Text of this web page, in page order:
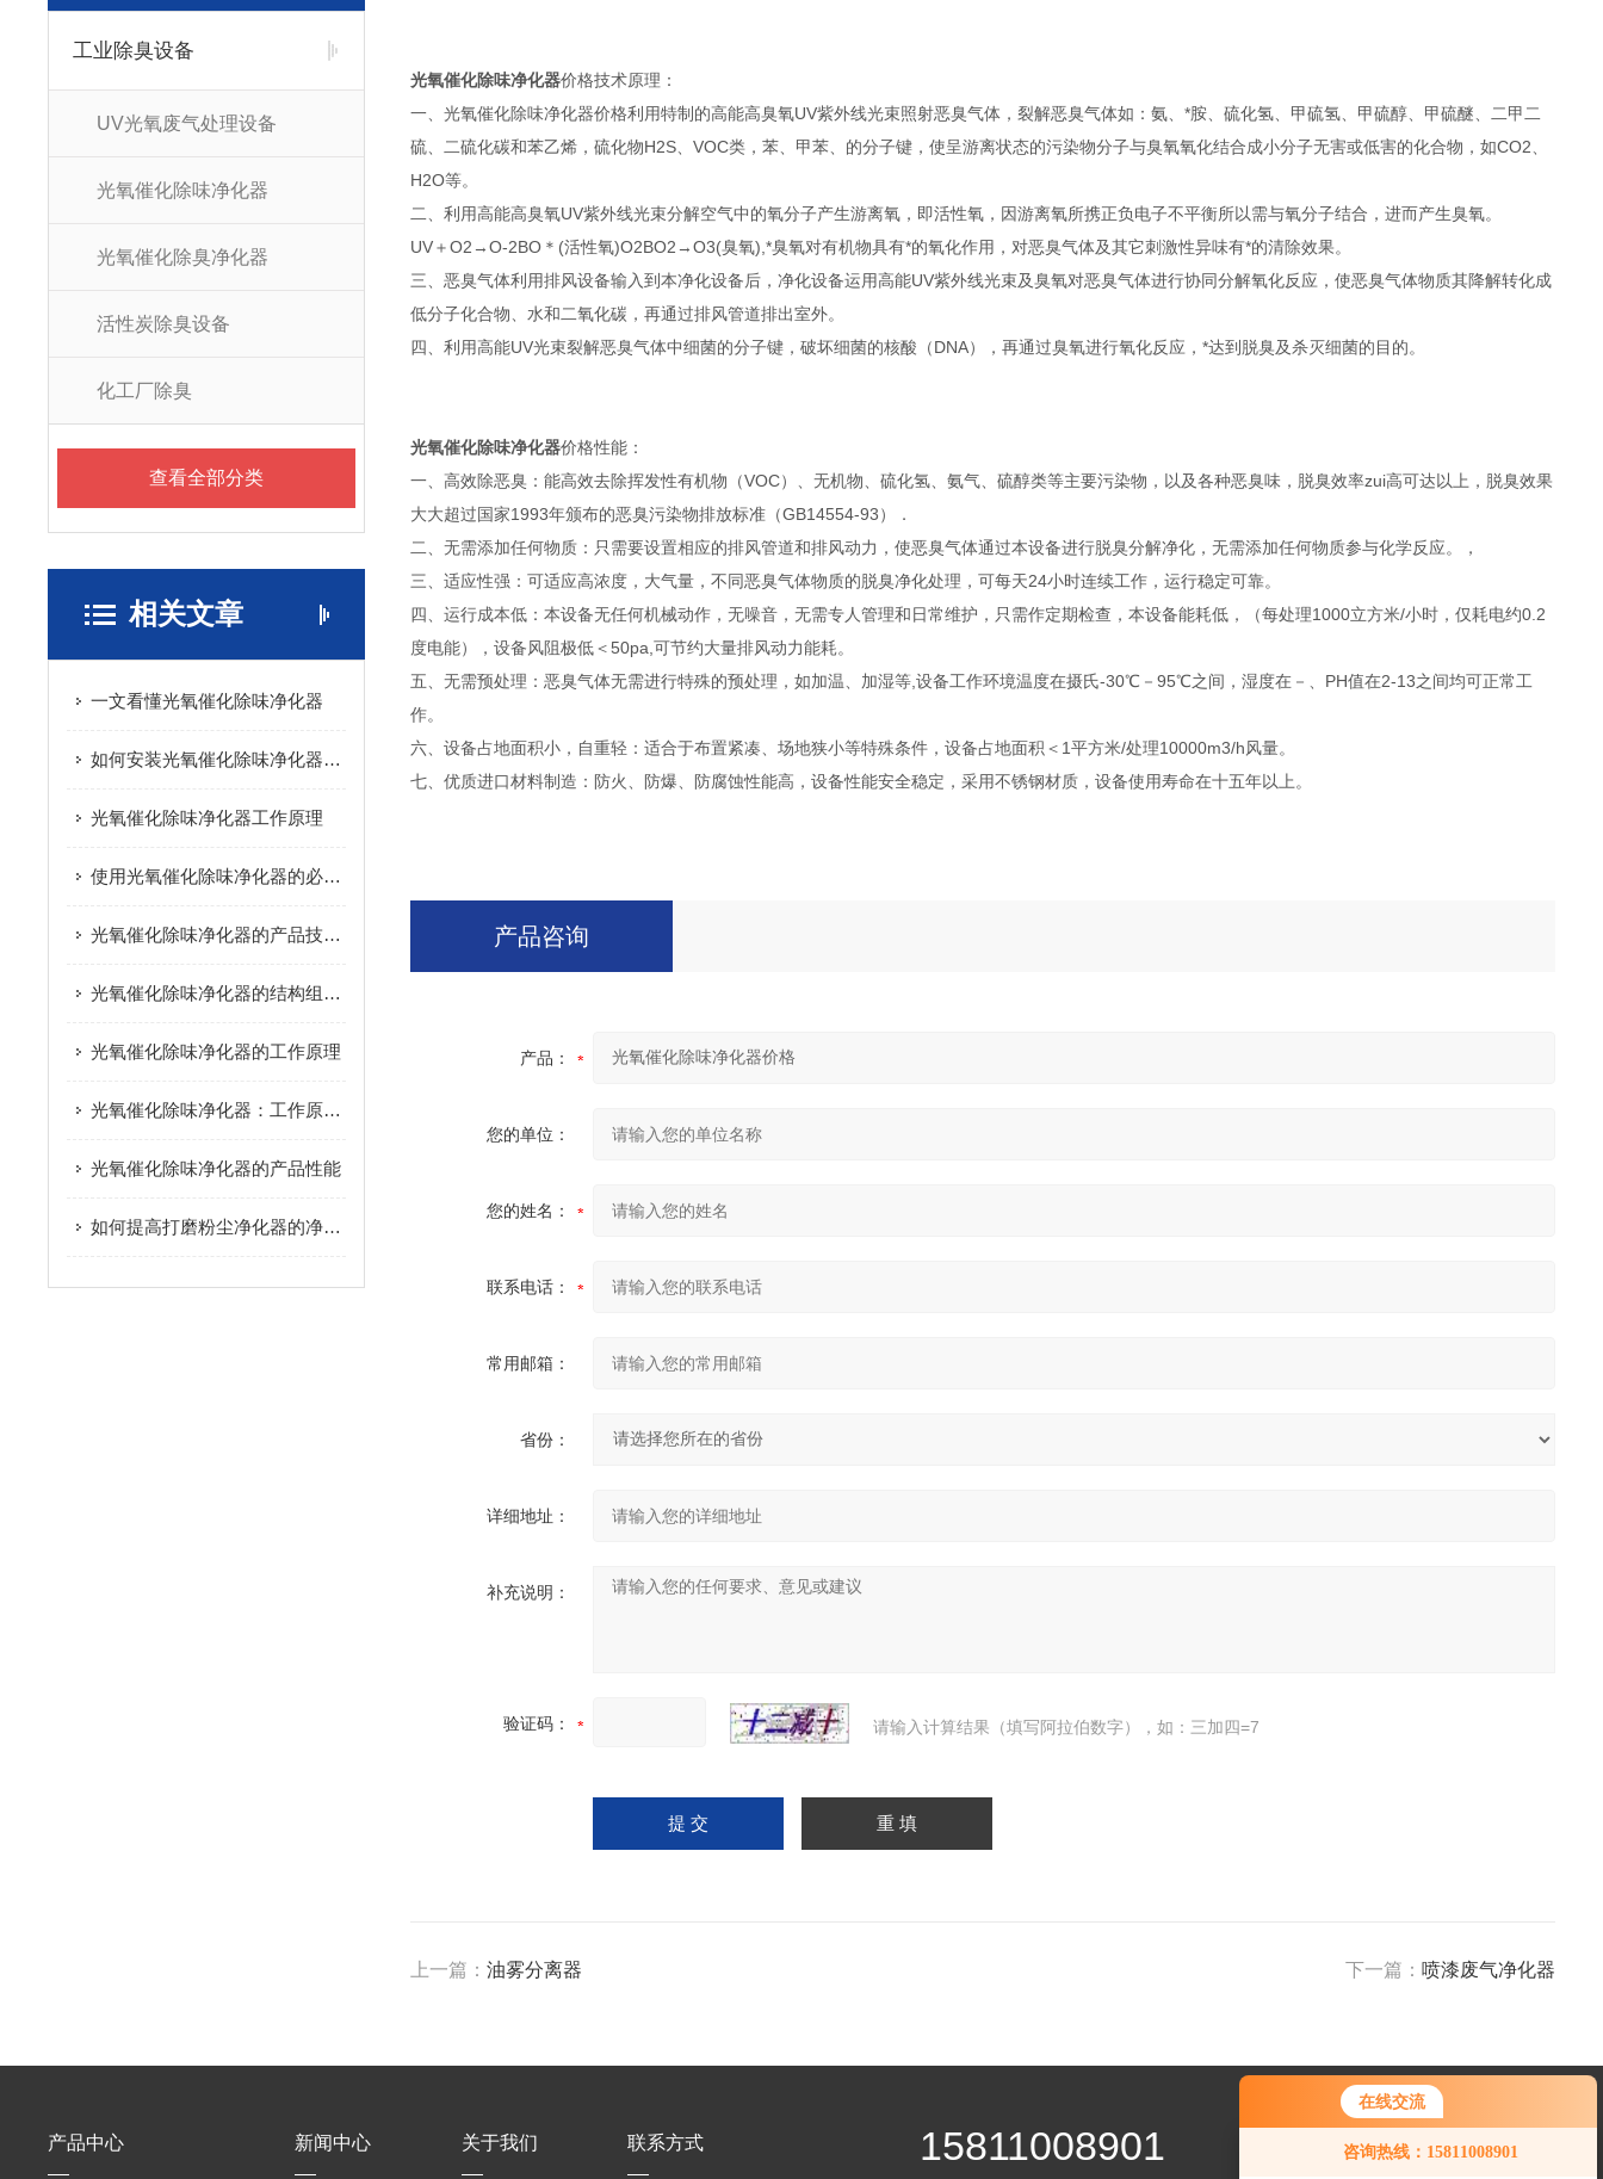
在线交流
咨询热线：15811008901
工业除臭设备
UV光氧废气处理设备
光氧催化除味净化器
光氧催化除臭净化器
活性炭除臭设备
化工厂除臭
查看全部分类
相关文章
一文看懂光氧催化除味净化器
如何安装光氧催化除味净化器能保证其正常使用?
光氧催化除味净化器工作原理
使用光氧催化除味净化器的必要性
光氧催化除味净化器的产品技术原理
光氧催化除味净化器的结构组成和净化过程
光氧催化除味净化器的工作原理
光氧催化除味净化器：工作原理与性能特点详解
光氧催化除味净化器的产品性能
如何提高打磨粉尘净化器的净化效率？
光氧催化除味净化器价格技术原理：
一、光氧催化除味净化器价格利用特制的高能高臭氧UV紫外线光束照射恶臭气体，裂解恶臭气体如：氨、*胺、硫化氢、甲硫氢、甲硫醇、甲硫醚、二甲二
硫、二硫化碳和苯乙烯，硫化物H2S、VOC类，苯、甲苯、的分子键，使呈游离状态的污染物分子与臭氧氧化结合成小分子无害或低害的化合物，如CO2、
H2O等。
二、利用高能高臭氧UV紫外线光束分解空气中的氧分子产生游离氧，即活性氧，因游离氧所携正负电子不平衡所以需与氧分子结合，进而产生臭氧。
UV＋O2→O-2BO＊(活性氧)O2BO2→O3(臭氧),*臭氧对有机物具有*的氧化作用，对恶臭气体及其它刺激性异味有*的清除效果。
三、恶臭气体利用排风设备输入到本净化设备后，净化设备运用高能UV紫外线光束及臭氧对恶臭气体进行协同分解氧化反应，使恶臭气体物质其降解转化成
低分子化合物、水和二氧化碳，再通过排风管道排出室外。
四、利用高能UV光束裂解恶臭气体中细菌的分子键，破坏细菌的核酸（DNA），再通过臭氧进行氧化反应，*达到脱臭及杀灭细菌的目的。
光氧催化除味净化器价格性能：
一、高效除恶臭：能高效去除挥发性有机物（VOC）、无机物、硫化氢、氨气、硫醇类等主要污染物，以及各种恶臭味，脱臭效率zui高可达以上，脱臭效果
大大超过国家1993年颁布的恶臭污染物排放标准（GB14554-93）．
二、无需添加任何物质：只需要设置相应的排风管道和排风动力，使恶臭气体通过本设备进行脱臭分解净化，无需添加任何物质参与化学反应。，
三、适应性强：可适应高浓度，大气量，不同恶臭气体物质的脱臭净化处理，可每天24小时连续工作，运行稳定可靠。
四、运行成本低：本设备无任何机械动作，无噪音，无需专人管理和日常维护，只需作定期检查，本设备能耗低，（每处理1000立方米/小时，仅耗电约0.2
度电能），设备风阻极低＜50pa,可节约大量排风动力能耗。
五、无需预处理：恶臭气体无需进行特殊的预处理，如加温、加湿等,设备工作环境温度在摄氏-30℃－95℃之间，湿度在－、PH值在2-13之间均可正常工
作。
六、设备占地面积小，自重轻：适合于布置紧凑、场地狭小等特殊条件，设备占地面积＜1平方米/处理10000m3/h风量。
七、优质进口材料制造：防火、防爆、防腐蚀性能高，设备性能安全稳定，采用不锈钢材质，设备使用寿命在十五年以上。
产品咨询
产品：
您的单位：
您的姓名：
联系电话：
常用邮箱：
省份：
详细地址：
补充说明：
验证码： 请输入计算结果（填写阿拉伯数字），如：三加四=7
上一篇： 油雾分离器 下一篇： 喷漆废气净化器
产品中心 新闻中心 关于我们 联系方式 15811008901